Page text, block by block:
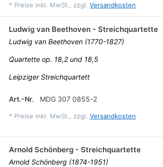
* Preise inkl. MwSt., zzgl. Versandkosten
Ludwig van Beethoven - Streichquartette
Ludwig van Beethoven (1770-1827)
Quartette op. 18,2 und 18,5
Leipziger Streichquartett
Art.-Nr. MDG 307 0855-2
* Preise inkl. MwSt., zzgl. Versandkosten
Arnold Schönberg - Streichquartette
Arnold Schönberg (1874-1951)